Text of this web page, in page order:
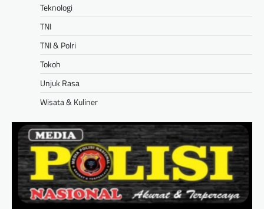
Teknologi
TNI
TNI & Polri
Tokoh
Unjuk Rasa
Wisata & Kuliner